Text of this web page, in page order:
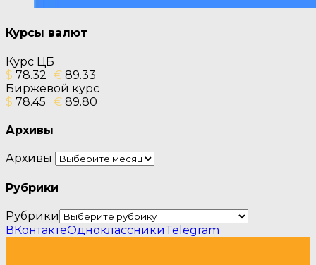
Курсы валют
Курс ЦБ
$ 78.32 € 89.33
Биржевой курс
$ 78.45 € 89.80
Архивы
Архивы
Рубрики
Рубрики
ВКонтактеОдноклассникиTelegram